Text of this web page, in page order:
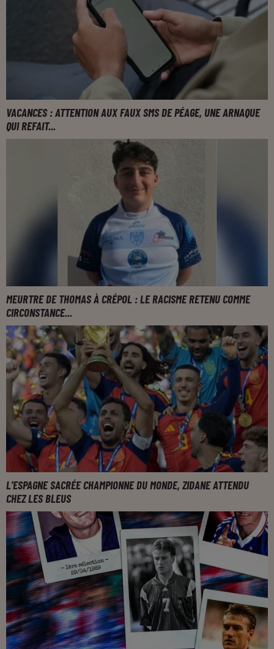
VACANCES : ATTENTION AUX FAUX SMS DE PÉAGE, UNE ARNAQUE
QUI REFAIT...
MEURTRE DE THOMAS À CRÉPOL : LE RACISME RETENU COMME
CIRCONSTANCE...
L'ESPAGNE SACRÉE CHAMPIONNE DU MONDE, ZIDANE ATTENDU
CHEZ LES BLEUS